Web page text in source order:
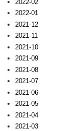
2022-02
2022-01
2021-12
2021-11
2021-10
2021-09
2021-08
2021-07
2021-06
2021-05
2021-04
2021-03